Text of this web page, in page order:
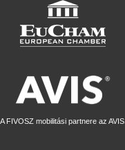
A FIVOSZ mobilitási partnere az AVIS.